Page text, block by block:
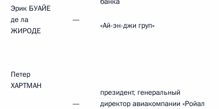
Эрик БУАЙЕ
де ла
ЖИРОДЕ
—
«Ай-эн-джи груп»
Петер
ХАРТМАН
—
президент, генеральный
директор авиакомпании «Ройал